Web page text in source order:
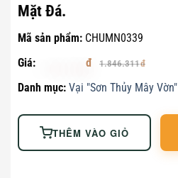
Mặt Đá.
Mã sản phẩm: CHUMN0339
Giá:
1.846.311
Danh mục: Vại "Sơn Thủy Mây Vờn"
THÊM VÀO GIỎ